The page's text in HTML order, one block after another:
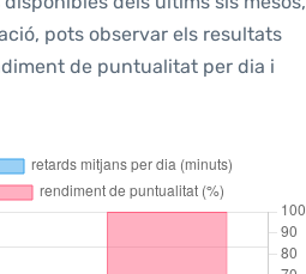
pots observar els resultats
de puntualitat per dia i